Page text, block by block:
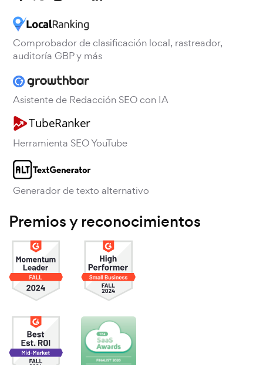
Comprobador de clasificación local, rastreador,
auditoría GBP y más
Asistente de Redacción SEO con IA
Herramienta SEO YouTube
Generador de texto alternativo
Premios y reconocimientos